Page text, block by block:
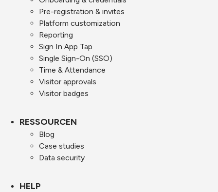
Pre-registration & invites
Platform customization
Reporting
Sign In App Tap
Single Sign-On (SSO)
Time & Attendance
Visitor approvals
Visitor badges
RESSOURCEN
Blog
Case studies
Data security
HELP